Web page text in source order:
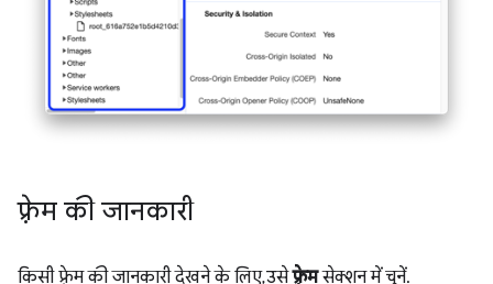
फ़्रेम की जानकारी
किसी फ़्रेम की जानकारी देखने के लिए, उसेफ़्रेमसेक्शन में चुनें.